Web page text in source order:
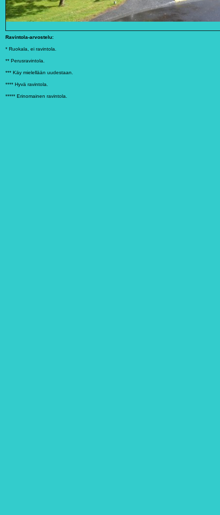
Ravintola-arvostelu:
* Ruokala, ei ravintola.
** Perusravintola.
*** Käy mielellään uudestaan.
**** Hyvä ravintola.
***** Erinomainen ravintola.